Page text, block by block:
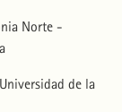
Norte -
de la